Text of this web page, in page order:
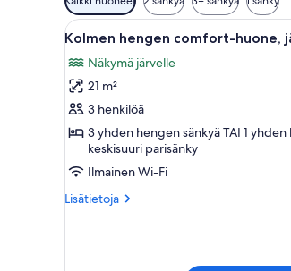
saatavilla
olevia
Avaa
kaikki
huonetyypin
Kolmen
hengen
comfort-
huone,
järvinäköala
kuvat
7
Kolmen hengen comfort-huone,
Näkymä järvelle
21 m²
3 henkilöä
3 yhden hengen sänkyä TAI 1 yhden
keskisuuri parisänky
Ilmainen Wi-Fi
Lisätietoja
Lisätietoja